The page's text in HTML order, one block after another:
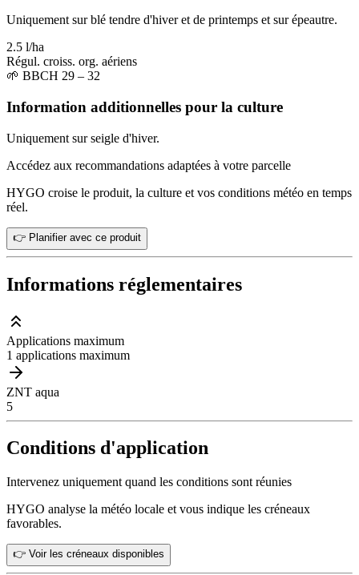
Uniquement sur blé tendre d'hiver et de printemps et sur épeautre.
2.5 l/ha
Régul. croiss. org. aériens
🌱 BBCH 29 – 32
Information additionnelles pour la culture
Uniquement sur seigle d'hiver.
Accédez aux recommandations adaptées à votre parcelle
HYGO croise le produit, la culture et vos conditions météo en temps
réel.
👉 Planifier avec ce produit
Informations réglementaires
Applications maximum
1 applications maximum
ZNT aqua
5
Conditions d'application
Intervenez uniquement quand les conditions sont réunies
HYGO analyse la météo locale et vous indique les créneaux
favorables.
👉 Voir les créneaux disponibles